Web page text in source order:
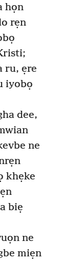
họn
rẹn
ru, ẹre
iyobọ
dee,
ne
khẹke
biẹ
ne
miẹn